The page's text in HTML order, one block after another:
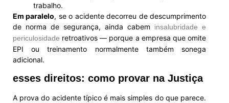
trabalho.
Em paralelo, se o acidente decorreu de descumprimento
de norma de segurança, ainda cabem insalubridade e
periculosidade retroativos — porque a empresa que omite
EPI ou treinamento normalmente também sonega
adicional.
esses direitos: como provar na Justiça
A prova do acidente típico é mais simples do que parece.